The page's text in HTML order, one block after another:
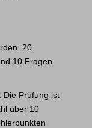
20
10 Fragen
Die Prüfung ist
über 10